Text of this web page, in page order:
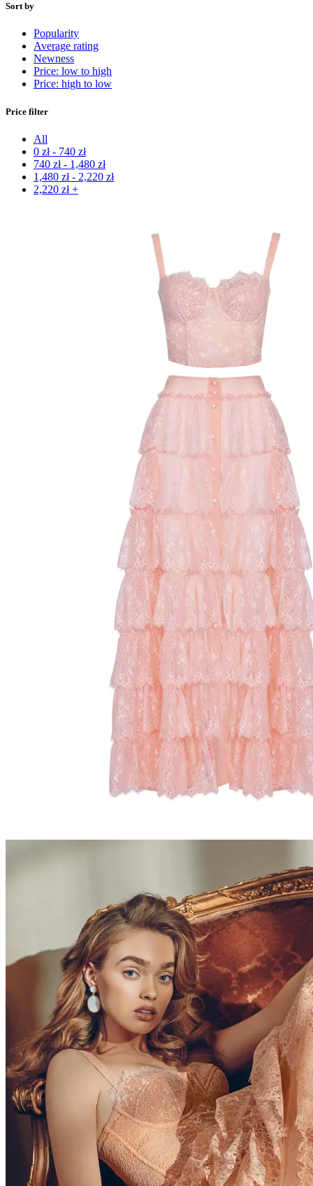
Sort by
Popularity
Average rating
Newness
Price: low to high
Price: high to low
Price filter
All
0 zł- 740 zł
740 zł- 1,480 zł
1,480 zł- 2,220 zł
2,220 zł+